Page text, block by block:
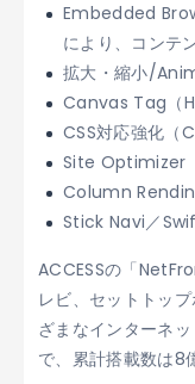
Embedded
により、コンテ
拡大・縮小/
Canvas Tag（
CSS対応強化（
Site Optimizer
Column
Stick Navi／
ACCESSの「
レビ、セットトッ
ざまなインターネ
で、累計搭載数は8